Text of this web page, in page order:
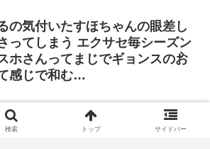
の気付いたすほちゃんの眼差し
ってしまう エクサセ毎シーズン
ホさんってまじでギョンスのお
感じで和む…
回されたくはありません。僕は
全力を尽くし、歌手と俳優双方
検索 トップ サイドバー